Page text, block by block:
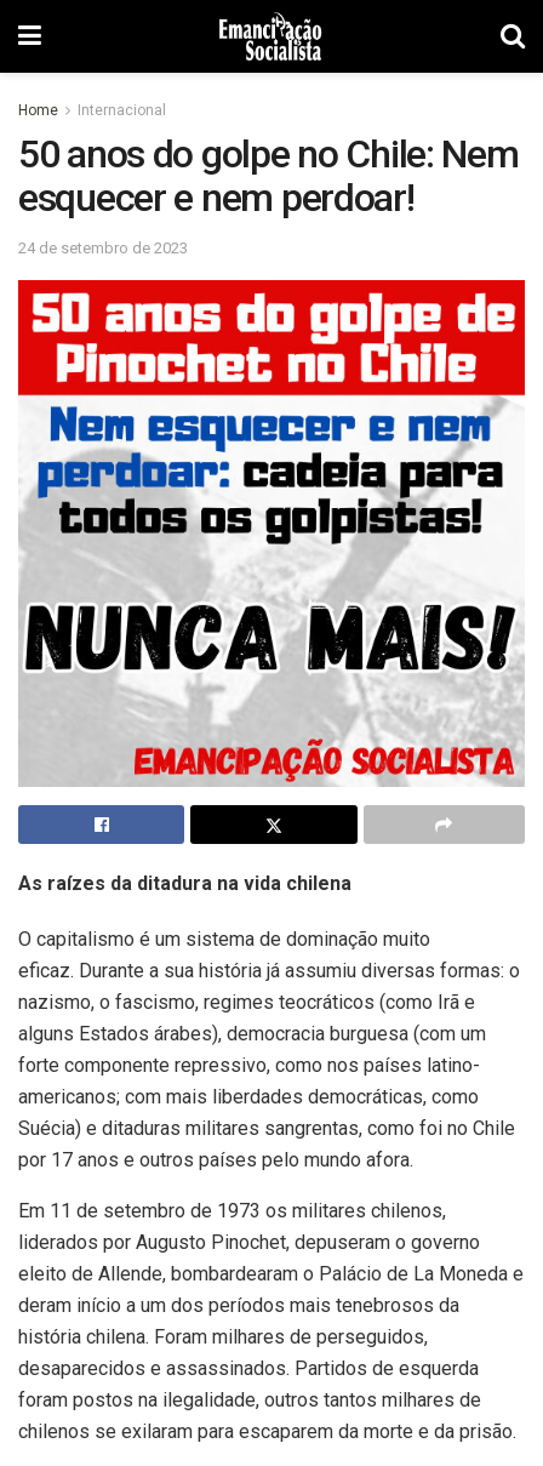
Home Internacional
50 anos do golpe no Chile: Nem
esquecer e nem perdoar!
24 de setembro de 2023
As raízes da ditadura na vida chilena
O capitalismo é um sistema de dominação muito
eficaz. Durante a sua história já assumiu diversas formas: o
nazismo, o fascismo, regimes teocráticos (como Irã e
alguns Estados árabes), democracia burguesa (com um
forte componente repressivo, como nos países latino-
americanos; com mais liberdades democráticas, como
Suécia) e ditaduras militares sangrentas, como foi no Chile
por 17 anos e outros países pelo mundo afora.
Em 11 de setembro de 1973 os militares chilenos,
liderados por Augusto Pinochet, depuseram o governo
eleito de Allende, bombardearam o Palácio de La Moneda e
deram início a um dos períodos mais tenebrosos da
história chilena. Foram milhares de perseguidos,
desaparecidos e assassinados. Partidos de esquerda
foram postos na ilegalidade, outros tantos milhares de
chilenos se exilaram para escaparem da morte e da prisão.